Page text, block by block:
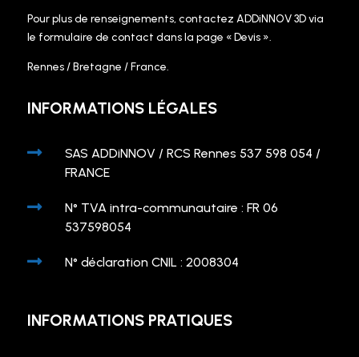
Pour plus de renseignements, contactez ADDiNNOV 3D via
le formulaire de contact dans la page « Devis ».
Rennes / Bretagne / France.
INFORMATIONS LÉGALES

SAS ADDiNNOV / RCS Rennes 537 598 054 /
FRANCE

N° TVA intra-communautaire : FR 06
537598054
 N° déclaration CNIL : 2008304
INFORMATIONS PRATIQUES